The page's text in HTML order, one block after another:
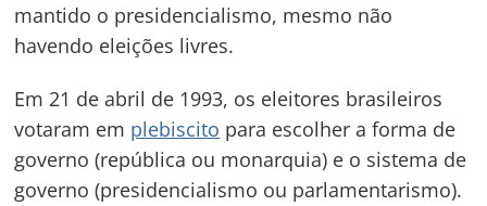
mantido o presidencialismo, mesmo não
havendo eleições livres.
Em 21 de abril de 1993, os eleitores brasileiros
votaram em plebiscito para escolher a forma de
governo (república ou monarquia) e o sistema de
governo (presidencialismo ou parlamentarismo).